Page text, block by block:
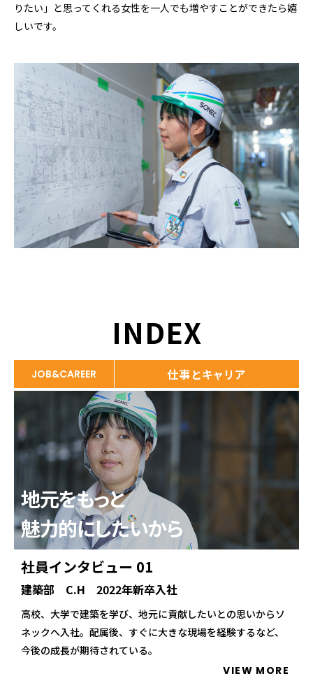
りたい」と思ってくれる女性を一人でも増やすことができたら嬉
しいです。
INDEX
JOB&CAREER 仕事とキャリア
地元をもっと
魅力的にしたいから
社員インタビュー 01
建築部 C.H 2022年新卒入社
高校、大学で建築を学び、地元に貢献したいとの思いからソ
ネックへ入社。配属後、すぐに大きな現場を経験するなど、
今後の成長が期待されている。
VIEW MORE